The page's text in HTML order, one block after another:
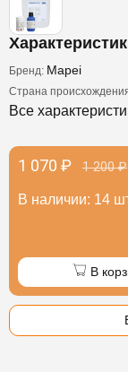
Бренд: Mapei
Страна
Все
1 070 ₽ 1 200 ₽
В наличии: 14
В